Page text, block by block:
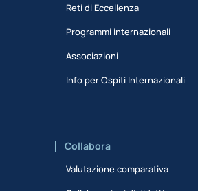
Reti di Eccellenza
Programmi internazionali
Associazioni
Info per Ospiti Internazionali
Collabora
Valutazione comparativa